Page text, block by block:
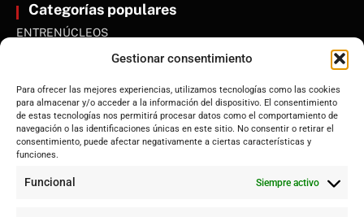
Gestionar consentimiento
Para ofrecer las mejores experiencias, utilizamos tecnologías como las cookies
para almacenar y/o acceder a la información del dispositivo. El consentimiento
de estas tecnologías nos permitirá procesar datos como el comportamiento de
navegación o las identificaciones únicas en este sitio. No consentir o retirar el
consentimiento, puede afectar negativamente a ciertas características y
funciones.
Funcional Siempre activo
Categorías populares
ENTRENÚCLEOS
Andalucía
Internacional
Tecnología
Sociedad